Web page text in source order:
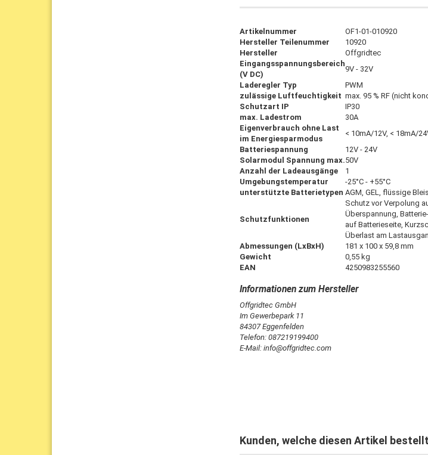
Artikelnummer
OF1-01-010920
Hersteller Teilenummer
10920
Hersteller
Offgridtec
Eingangsspannungsbereich
(V DC)
9V - 32V
Laderegler Typ
PWM
zulässige Luftfeuchtigkeit max. 95 % RF (nicht
Schutzart IP
IP30
max. Ladestrom
30A
Eigenverbrauch ohne Last
im Energiesparmodus
< 10mA/12V, < 18mA/
Batteriespannung
12V - 24V
Solarmodul Spannung max.50V
Anzahl der Ladeausgänge
1
Umgebungstemperatur
-25°C - +55°C
unterstützte Batterietypen AGM, GEL, flüssige
Schutzfunktionen
Schutz vor Verpolung
Überspannung,
auf Batterieseite,
Überlast am
Abmessungen (LxBxH)
181 x 100 x 59,8 mm
Gewicht
0,55 kg
EAN
4250983255560
Offgridtec GmbH
Im Gewerbepark 11
84307 Eggenfelden
Telefon: 087219199400
E-Mail: info@offgridtec.com
Kunden, welche diesen Artikel